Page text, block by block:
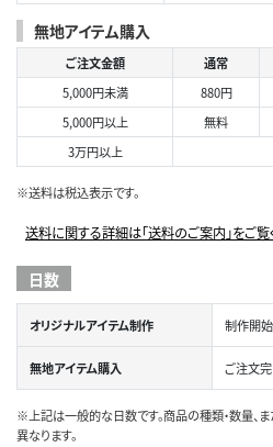
無地アイテム購入
ご注文金額 通常
5,000円未満
880円
5,000円以上
無料
3万円以上
※送料は税込表示です。
送料に関する詳細は「送料のご案内」をご覧
日数
オリジナルアイテム制作 制作開
無地アイテム購入 ご注文
※上記は一般的な日数です。商品の種類・数量、
異なります。